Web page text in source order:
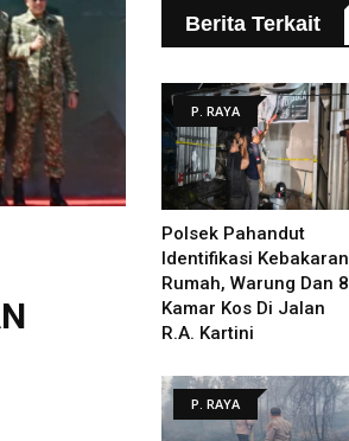
Berita Terkait
P. RAYA
Polsek Pahandut
Identifikasi Kebakaran
Rumah, Warung Dan 8
Kamar Kos Di Jalan
R.A. Kartini
P. RAYA